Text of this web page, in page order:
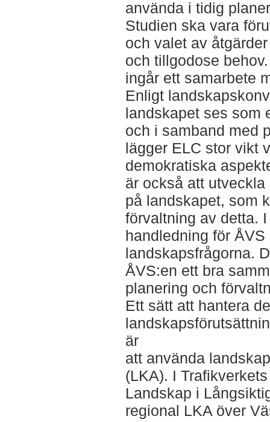
använda i tidig
Studien ska vara
och valet av
och tillgodose
ingår ett samarbete
Enligt
landskapet ses som
och i samband med
lägger ELC stor vikt
demokratiska
är också att
på landskapet, som
förvaltning av detta.
handledning för
landskapsfrågorna.
ÅVS:en ett bra
planering och
Ett sätt att hantera
är
att använda
(LKA). I
Landskap i
regional LKA över